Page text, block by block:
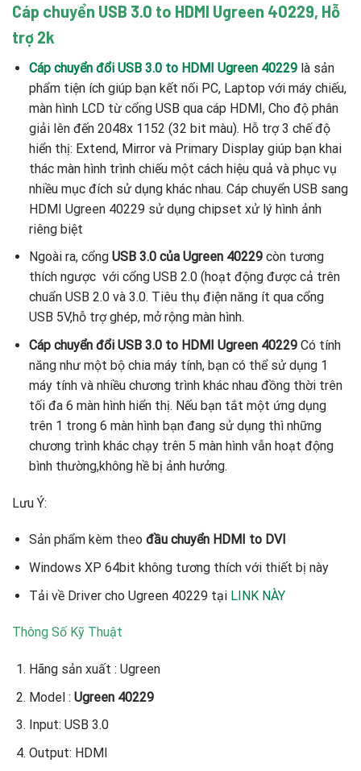
Cáp chuyển USB 3.0 to HDMI Ugreen 40229, Hỗ
trợ 2k
Cáp chuyển đổi USB 3.0 to HDMI Ugreen 40229là sản
phẩm tiện ích giúp bạn kết nối PC, Laptop với máy chiếu,
màn hình LCD từ cổng USB qua cáp HDMI, Cho độ phân
giải lên đến 2048x 1152 (32 bit màu). Hỗ trợ 3 chế độ
hiển thị: Extend, Mirror và Primary Display giúp bạn khai
thác màn hình trình chiếu một cách hiệu quả và phục vụ
nhiều mục đích sử dụng khác nhau. Cáp chuyển USB sang
HDMI Ugreen 40229 sử dụng chipset xử lý hình ảnh
riêng biệt
Ngoài ra, cổng USB 3.0 của Ugreen 40229còn tương
thích ngược với cổng USB 2.0 (hoạt động được cả trên
chuẩn USB 2.0 và 3.0. Tiêu thụ điện năng ít qua cổng
USB 5V,hỗ trợ ghép, mở rộng màn hình.
Cáp chuyển đổi USB 3.0 to HDMI Ugreen 40229Có tính
năng như một bộ chia máy tính, bạn có thể sử dụng 1
máy tính và nhiều chương trình khác nhau đồng thời trên
tối đa 6 màn hình hiển thị. Nếu bạn tắt một ứng dụng
trên 1 trong 6 màn hình bạn đang sử dụng thì những
chương trình khác chạy trên 5 màn hình vẫn hoạt động
bình thường,không hề bị ảnh hưởng.
Lưu Ý:
Sản phẩm kèm theo đầu chuyển HDMI to DVI
Windows XP 64bit không tương thích với thiết bị này
Tải về Driver cho Ugreen 40229 tại LINK NÀY
Thông Số Kỹ Thuật
Hãng sản xuất : Ugreen
Model : Ugreen 40229
Input: USB 3.0
Output: HDMI